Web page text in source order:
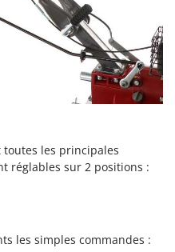
toutes les principales
réglables sur 2 positions :
les simples commandes :